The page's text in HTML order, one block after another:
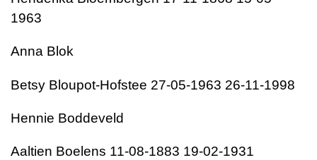
1963
Anna Blok
Betsy Bloupot-Hofstee 27-05-1963 26-11-1998
Hennie Boddeveld
Aaltien Boelens 11-08-1883 19-02-1931